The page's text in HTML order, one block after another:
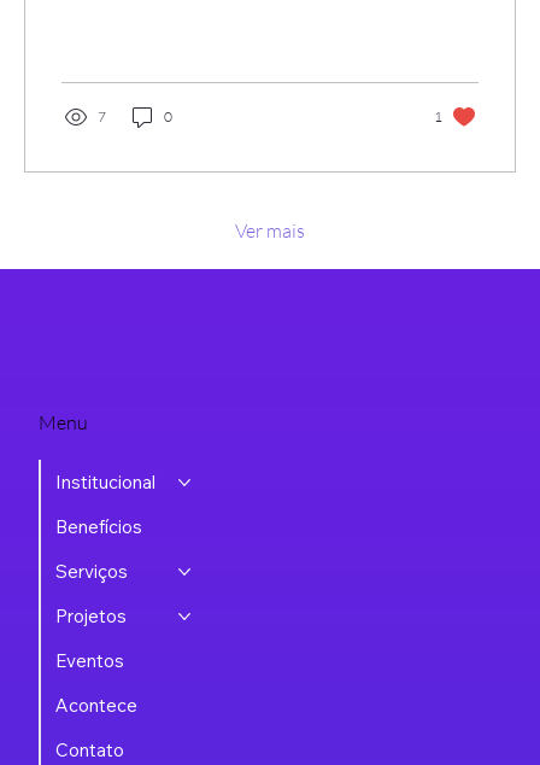
7 0 1
Ver mais
Menu
Institucional
Benefícios
Serviços
Projetos
Eventos
Acontece
Contato